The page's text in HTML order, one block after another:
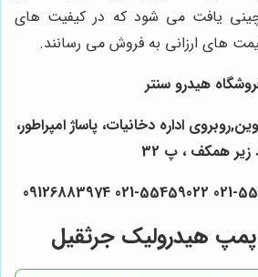
چینی یافت می شود که در کیفیت های
های ارزانی به فروش می رسانند.
هیدرو سنتر
اداره دخانیات، پاساژ امپراطور،
همکف ، پ 32
هیدرولیک جرثقیل